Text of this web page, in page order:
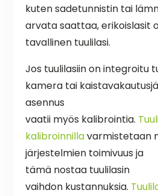
kuten sadetunnistin tai
arvata saattaa, erikoislasit
tavallinen tuulilasi.
Jos tuulilasiin on integroitu
kamera tai
asennus
vaatii myös kalibrointia.
kalibroinnillavarmistetaan
järjestelmien toimivuus ja
tämä nostaa tuulilasin
vaihdon kustannuksia.